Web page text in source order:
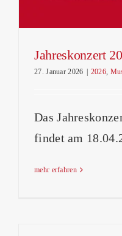
Jahreskonzert
27. Januar 2026 | 2026
Das
findet am
mehr erfahren